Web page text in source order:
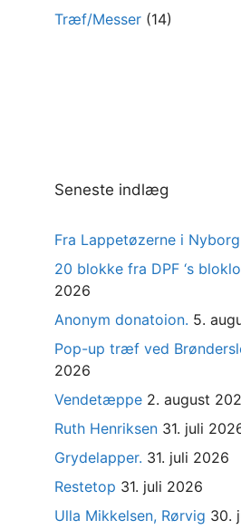
Træf/Messer (14)
Seneste indlæg
Fra Lappetøzerne i Nyborg
20 blokke fra DPF ‘s
2026
Anonym donatoion. 5.
Pop-up træf ved
2026
Vendetæppe 2. august
Ruth Henriksen 31. juli
Grydelapper. 31. juli 2026
Restetop 31. juli 2026
Ulla Mikkelsen, Rørvig 30.